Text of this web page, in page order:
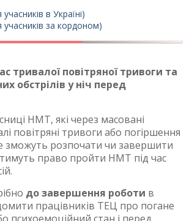
в Україні)
учасників за кордоном)
тривалої повітряної тривоги та
обстрілів у ніч перед
НМТ, які через масовані
повітряні тривоги або погіршення
зможуть розпочати чи завершити
право пройти НМТ під час
до завершення роботи в
працівників ТЕЦ про погане